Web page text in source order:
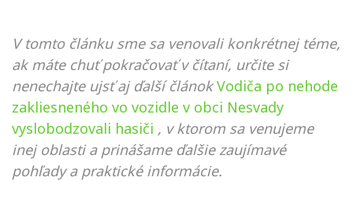
V tomto článku sme sa venovali konkrétnej téme,
ak máte chuť pokračovať v čítaní, určite si
nenechajte ujsť aj ďalší článok Vodiča po nehode
zakliesneného vo vozidle v obci Nesvady
vyslobodzovali hasiči , v ktorom sa venujeme
inej oblasti a prinášame ďalšie zaujímavé
pohľady a praktické informácie.